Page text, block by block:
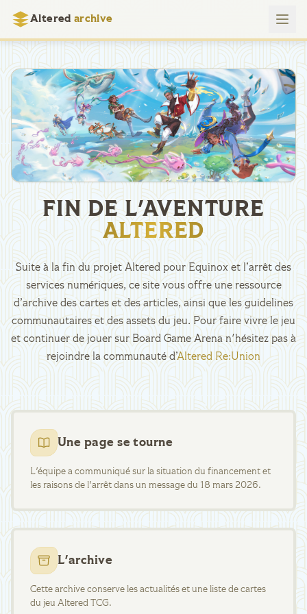
Altered archive
FIN DE L'AVENTURE
ALTERED
Suite à la fin du projet Altered pour Equinox et l’arrêt des
services numériques, ce site vous offre une ressource
d’archive des cartes et des articles, ainsi que les guidelines
communautaires et des assets du jeu. Pour faire vivre le jeu
et continuer de jouer sur Board Game Arena n'hésitez pas à
rejoindre la communauté d’Altered Re:Union
Une page se tourne
L'équipe a communiqué sur la situation du financement et
les raisons de l'arrêt dans un message du 18 mars 2026.
L'archive
Cette archive conserve les actualités et une liste de cartes
du jeu Altered TCG.